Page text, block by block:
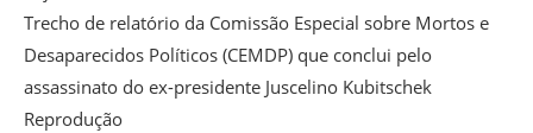
Trecho de relatório da Comissão Especial sobre Mortos e
Desaparecidos Políticos (CEMDP) que conclui pelo
assassinato do ex-presidente Juscelino Kubitschek
Reprodução